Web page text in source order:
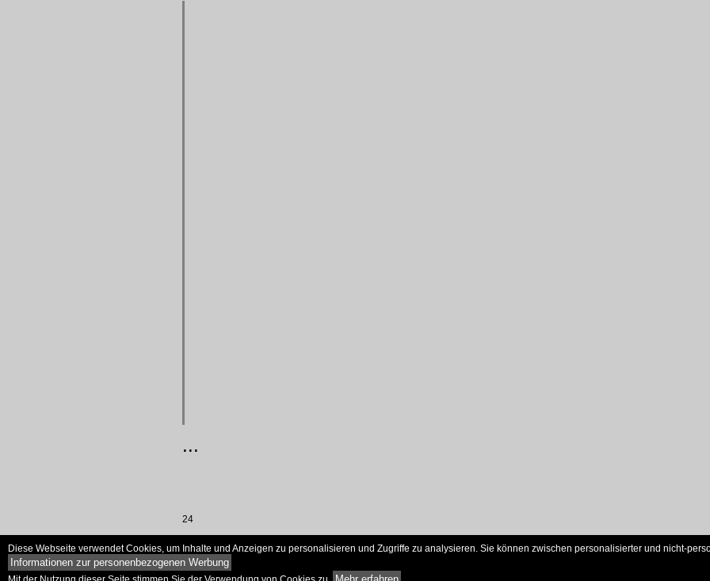
...
24
Diese Webseite verwendet Cookies, um Inhalte und Anzeigen zu personalisieren und Zugriffe zu analysieren. Sie können zwischen personalisierter und nicht-
Informationen zur personenbezogenen Werbung